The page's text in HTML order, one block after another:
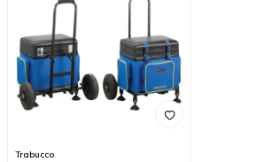
Trabucco